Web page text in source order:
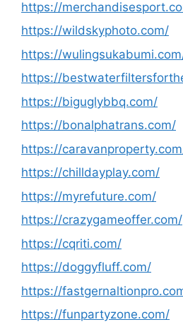
https://
https://wildskyphoto.com/
https://
https://
https://biguglybbq.com/
https://bonalphatrans.com/
https://
https://chilldayplay.com/
https://myrefuture.com/
https://crazygameoffer.com/
https://cqriti.com/
https://doggyfluff.com/
https://
https://funpartyzone.com/